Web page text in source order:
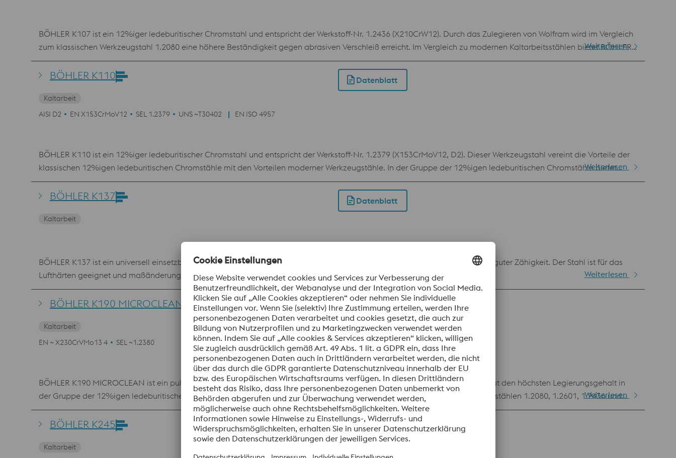
BÖHLER K107 ist ein 12%iger ledeburitischer Chromstahl und entspricht der Werkstoff-Nr. 1.2436 (X210CrW12). Durch das Zulegieren von Wolfram wird im Vergleich
zum klassischen Werkzeugstahl 1.2080 eine höhere Beständigkeit gegen abrasiven Verschleiß erreicht. Im Vergleich zu modernen Kaltarbeitsstählen bietet BÖHLER
K107 den Vorteil einer simplen Wärmebehandlung mit niedrigeren Härtetemperaturen und einer einfachen Anlassbehandlung. Aufgrund dieses klassischen
Anlassverhaltens ist jedoch der Einsatz moderner Beschichtungen nur bedingt möglich.
Weiterlesen
BÖHLER K110 Datenblatt
Kaltarbeit
AISI D2
EN X153CrMoV12 SEL 1.2379 UNS ~T30402 EN ISO 4957
BÖHLER K110 ist ein 12%iger ledeburitischer Chromstahl und entspricht der Werkstoff-Nr. 1.2379 (X153CrMoV12, D2). Dieser Werkzeugstahl vereint die Vorteile der
klassischen 12%igen ledeburitischen Chromstähle mit den Vorteilen moderner Werkzeugstähle. In der Gruppe der 12%igen ledeburitischen Chromstähle bietet
BÖHLER K110 die beste Kombination aus Verschleißbeständigkeit, Druckfestigkeit und Zähigkeit und wird daher in nahezu allen Kaltarbeitsapplikationen eingesetzt.
Aufgrund des vorteilhaften Anlassverhaltens mit ausgeprägtem Sekundärhärtemaximum ist auch der Einsatz moderner Beschichtungen möglich. BÖHLER K110
eignet sich daher auch für komplexe Werkzeuge, die eine hohe Maßhaltigkeit und Formbeständigkeit erfordern.
Weiterlesen
BÖHLER K137 Datenblatt
Kaltarbeit
BÖHLER K137 ist ein universell einsetzbarer, ledeburitischer 12%-iger Chromstahl mit sehr guter Verschleißbeständigkeit und guter Zähigkeit. Der Stahl ist für das
Lufthärten geeignet und maßänderungsarm.
Weiterlesen
BÖHLER K190 MICROCLEAN Datenblatt
Kaltarbeit
EN ~ X230CrVMo13 4
SEL ~1.2380
BÖHLER K190 MICROCLEAN ist ein pulvermetallurgisch hergestellter 12%iger ledeburitischer Chromstahl. Dieser Werkstoff hat den höchsten Legierungsgehalt in
der Gruppe der 12%igen ledeburitischen Chromstähle. Durch den hohen Vanadiumgehalt wird im Vergleich zu den Werkzeugstählen 1.2080, 1.2601, 1.2436 und
1.2379 eine deutlich bessere Beständigkeit gegen abrasiven Verschleiß erreicht. Gleichzeitig wird durch den pulvermetallurgischen Herstellungsprozess ein
homogenes Gefüge mit fein verteilten Primärkarbiden erzeugt, was unter anderem zu einer guten Zähigkeit des Werkstoffes führt. BÖHLER K190 MICROCLEAN wird
dort eingesetzt, wo Werkzeugstähle wie 1.2379 hinsichtlich Verschleißfestigkeit nicht mehr ausreichen.
Weiterlesen
BÖHLER K245 Datenblatt
Kaltarbeit